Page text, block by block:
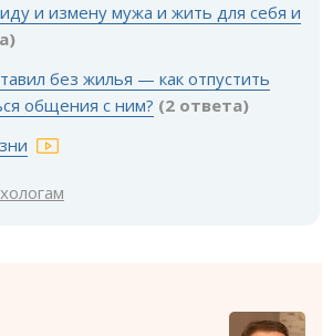
и измену мужа и жить для себя и
без жилья — как отпустить
общения с ним? (2 ответа)